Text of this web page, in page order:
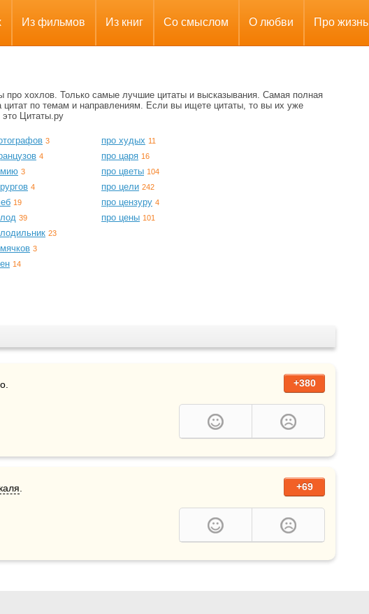
Из фильмов Из книг Со смыслом О любви Про жизнь
про хохлов. Только самые лучшие цитаты и высказывания. Самая полная
цитат по темам и направлениям. Если вы ищете цитаты, то вы их уже
Цитаты.ру
3
4
3
4
19
39
23
3
14
про худых 11
про царя 16
про цветы 104
про цели 242
про цензуру 4
про цены 101
+380
+69